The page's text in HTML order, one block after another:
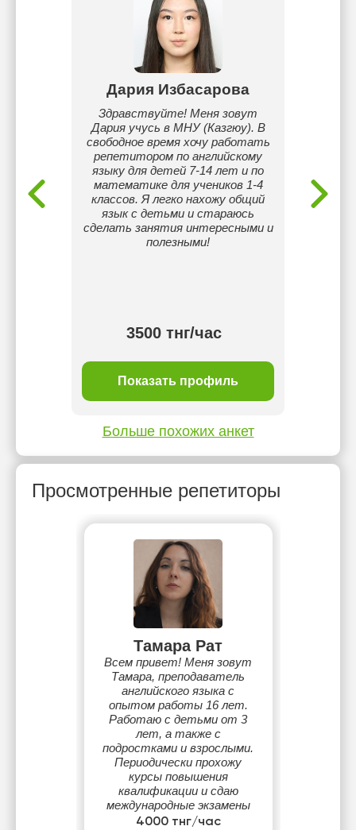
Дария Избасарова
Здравствуйте! Меня зовут
Дария учусь в МНУ (Казгюу). В
свободное время хочу работать
репетитором по английскому
языку для детей 7-14 лет и по
математике для учеников 1-4
классов. Я легко нахожу общий
язык с детьми и стараюсь
сделать занятия интересными и
полезными!
3500 тнг/час
Показать профиль
IELTS
Больше похожих анкет
Просмотренные репетиторы
Тамара Рат
Всем привет! Меня зовут
Тамара, преподаватель
английского языка с
опытом работы 16 лет.
Работаю с детьми от 3
лет, а также с
подростками и взрослыми.
Периодически прохожу
курсы повышения
квалификации и сдаю
международные экзамены
(2013 г., 2014 г., 2021 г.,
4000 тнг/час